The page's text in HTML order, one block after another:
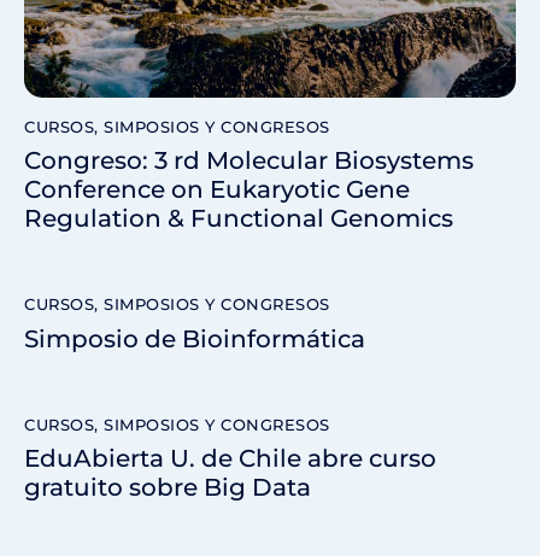
CURSOS, SIMPOSIOS Y CONGRESOS
Congreso: 3 rd Molecular Biosystems
Conference on Eukaryotic Gene
Regulation & Functional Genomics
CURSOS, SIMPOSIOS Y CONGRESOS
Simposio de Bioinformática
CURSOS, SIMPOSIOS Y CONGRESOS
EduAbierta U. de Chile abre curso
gratuito sobre Big Data